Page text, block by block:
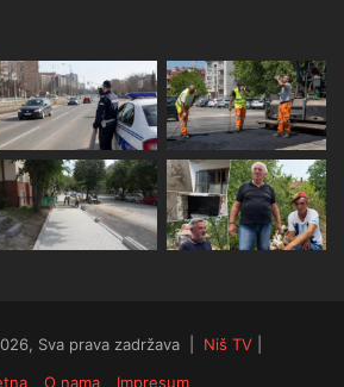
Sva prava zadržava | Niš TV|
O nama Impresum